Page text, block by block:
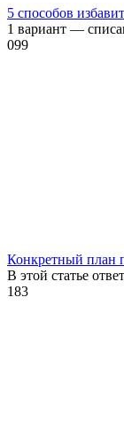
5 способов
1 вариант —
099
Конкретный план
В этой статье
183